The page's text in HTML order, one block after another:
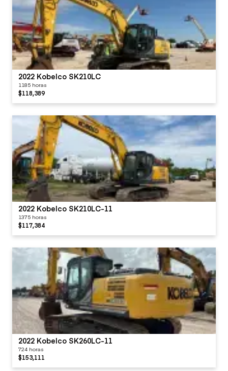
2022 Kobelco SK210LC
1185 horas
$118,389
2022 Kobelco SK210LC-11
1375 horas
$117,384
2022 Kobelco SK260LC-11
724 horas
$153,111